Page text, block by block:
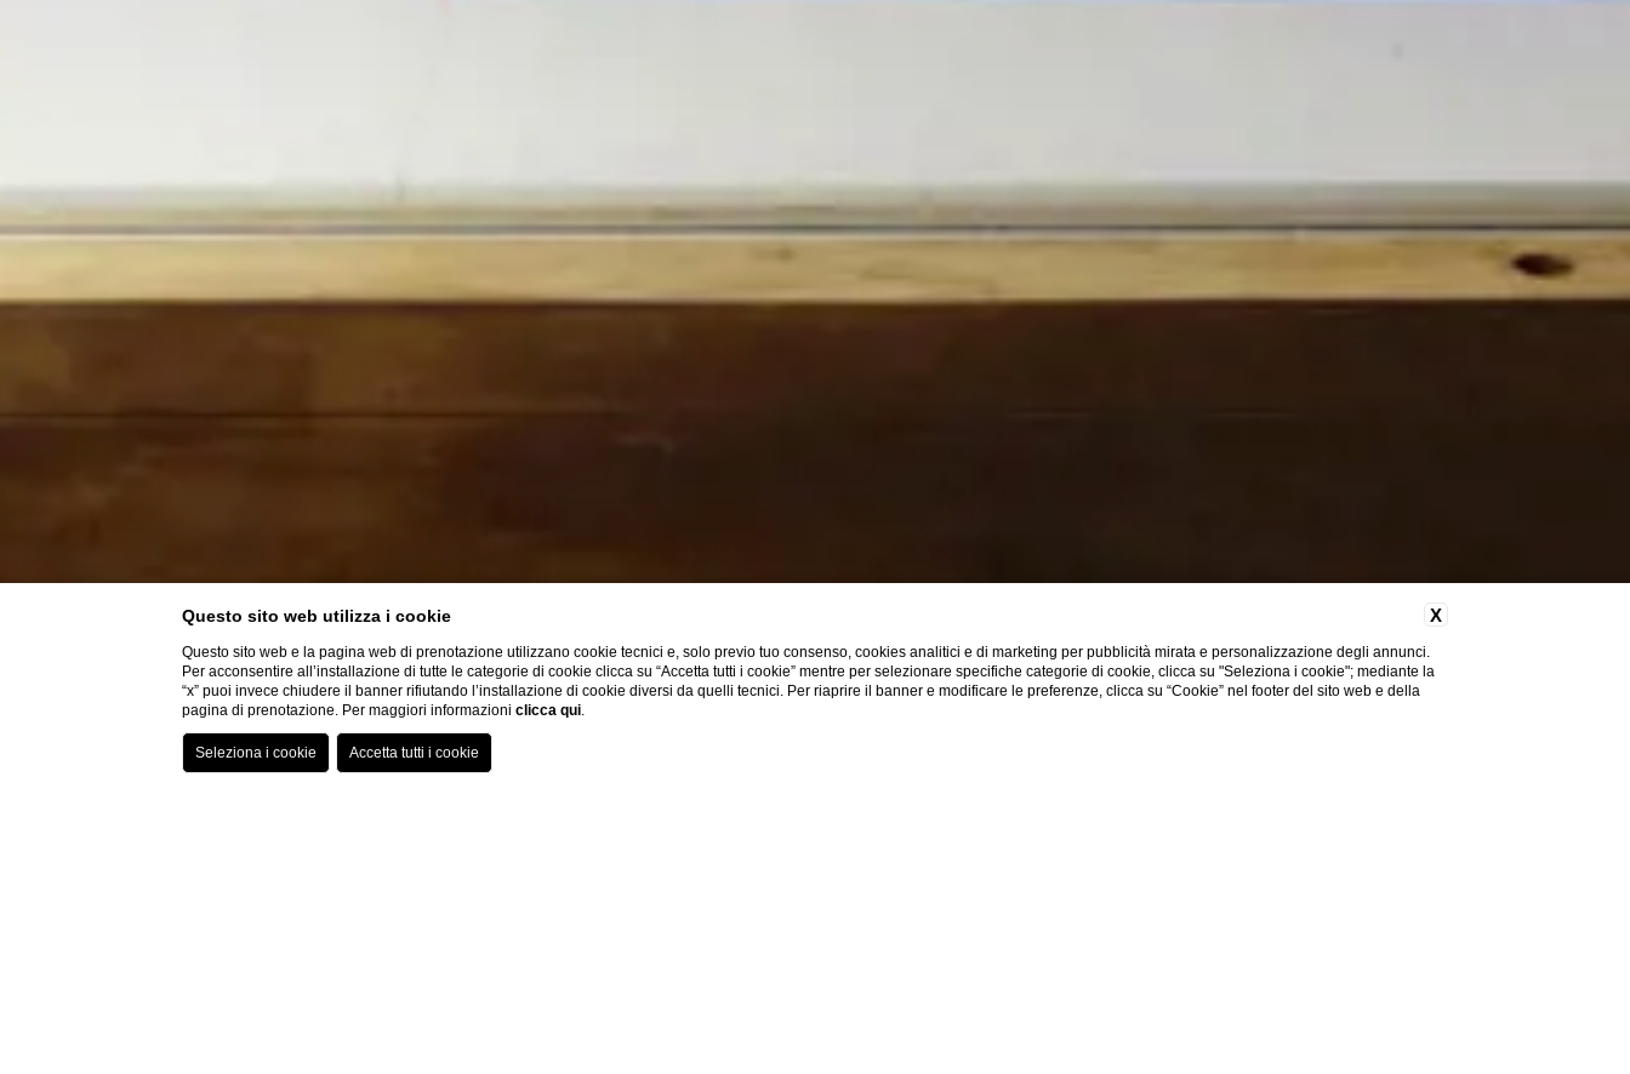
ESPLORA DI PIÙ
X
Questo sito web utilizza i cookie
Questo sito web e la pagina web di prenotazione utilizzano cookie tecnici e, solo previo tuo consenso, cookies analitici e di marketing per pubblicità mirata e personalizzazione degli annunci.
Per acconsentire all’installazione di tutte le categorie di cookie clicca su “Accetta tutti i cookie” mentre per selezionare specifiche categorie di cookie, clicca su "Seleziona i cookie"; mediante la
“x” puoi invece chiudere il banner rifiutando l’installazione di cookie diversi da quelli tecnici. Per riaprire il banner e modificare le preferenze, clicca su “Cookie” nel footer del sito web e della
pagina di prenotazione. Per maggiori informazioniclicca qui.